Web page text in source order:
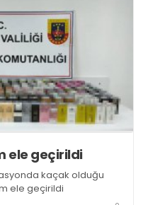
ele geçirildi
kaçak olduğu
ele geçirildi